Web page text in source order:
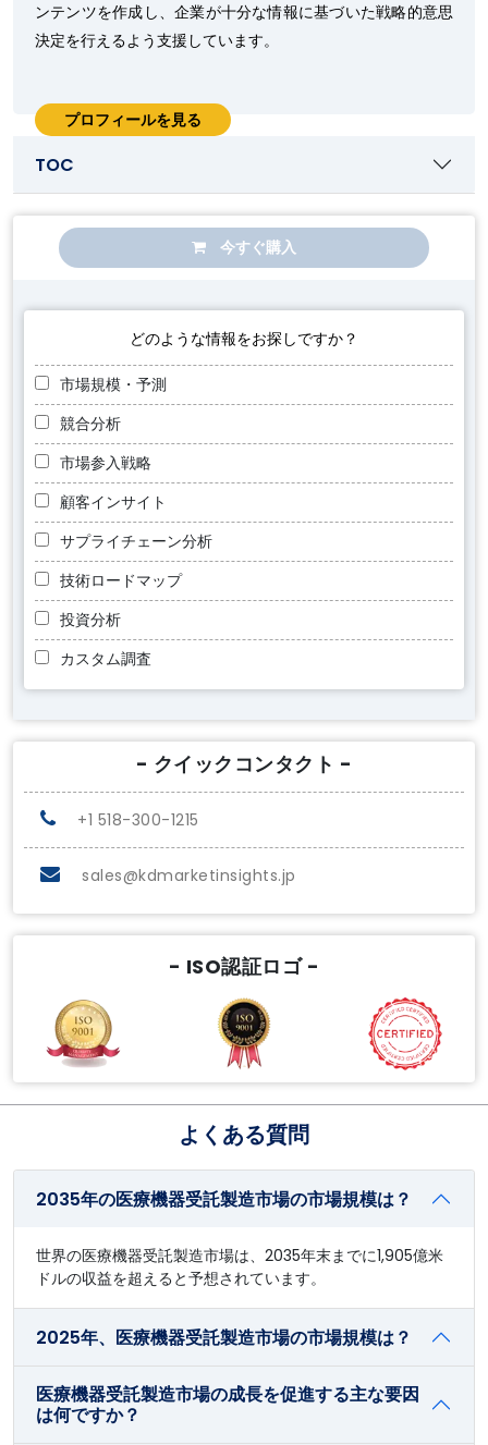
ンテンツを作成し、企業が十分な情報に基づいた戦略的意思
決定を行えるよう支援しています。
プロフィールを見る
TOC
今すぐ購入
どのような情報をお探しですか？
市場規模・予測
競合分析
市場参入戦略
顧客インサイト
サプライチェーン分析
技術ロードマップ
投資分析
カスタム調査
- クイックコンタクト -
+1 518-300-1215
sales@kdmarketinsights.jp
- ISO認証ロゴ -
よくある質問
2035年の医療機器受託製造市場の市場規模は？
世界の医療機器受託製造市場は、2035年末までに1,905億米
ドルの収益を超えると予想されています。
2025年、医療機器受託製造市場の市場規模は？
医療機器受託製造市場の成長を促進する主な要因
は何ですか？